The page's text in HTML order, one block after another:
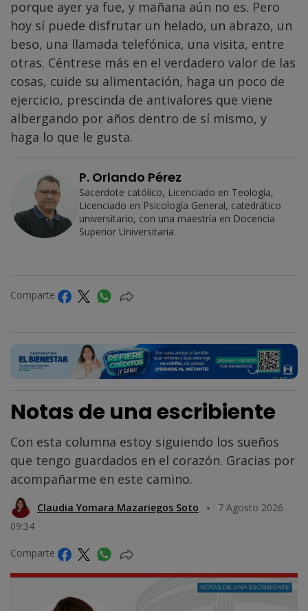
porque ayer ya fue, y mañana aún no es. Pero
hoy sí puede disfrutar un helado, un abrazo, un
beso, una llamada telefónica, una visita, entre
otras. Céntrese más en el verdadero valor de las
cosas, cuide su alimentación, haga un poco de
ejercicio, prescinda de antivalores que viene
albergando por años dentro de sí mismo, y
haga lo que le gusta.
P. Orlando Pérez
Sacerdote católico, Licenciado en Teología,
Licenciado en Psicología General, catedrático
universitario, con una maestría en Docencia
Superior Universitaria.
Comparte
Notas de una escribiente
Con esta columna estoy siguiendo los sueños
que tengo guardados en el corazón. Gracias por
acompañarme en este camino.
Claudia Yomara Mazariegos Soto
7 Agosto 2026
09:34
Comparte